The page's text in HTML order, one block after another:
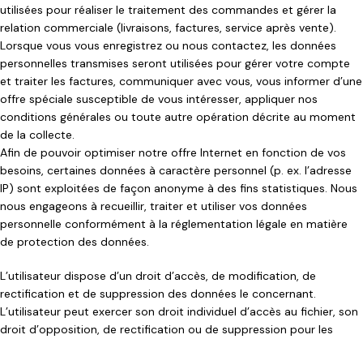
utilisées pour réaliser le traitement des commandes et gérer la
relation commerciale (livraisons, factures, service après vente).
Lorsque vous vous enregistrez ou nous contactez, les données
personnelles transmises seront utilisées pour gérer votre compte
et traiter les factures, communiquer avec vous, vous informer d’une
offre spéciale susceptible de vous intéresser, appliquer nos
conditions générales ou toute autre opération décrite au moment
de la collecte.
Afin de pouvoir optimiser notre offre Internet en fonction de vos
besoins, certaines données à caractère personnel (p. ex. l’adresse
IP) sont exploitées de façon anonyme à des fins statistiques. Nous
nous engageons à recueillir, traiter et utiliser vos données
personnelle conformément à la réglementation légale en matière
de protection des données.
L’utilisateur dispose d’un droit d’accès, de modification, de
rectification et de suppression des données le concernant.
L’utilisateur peut exercer son droit individuel d’accès au fichier, son
droit d’opposition, de rectification ou de suppression pour les